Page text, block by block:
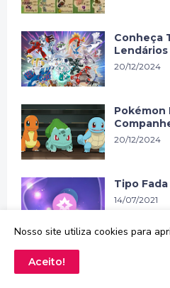
Conheça
20/12/2024
Pokémon
20/12/2024
Tipo
14/07/2021
Nosso site utiliza cookies para
Aceito!